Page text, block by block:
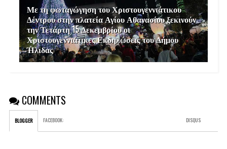
Με τη φωταγώγηση του Χριστουγεννιάτικου
Δέντρου στην πλατεία Αγίου Αθανασίου ξεκινούν
την Τετάρτη 15 Δεκεμβρίου οι
Χριστουγεννιάτικες Εκδηλώσεις του Δήμου
Ήλιδας
COMMENTS
BLOGGER FACEBOOK: DISQUS